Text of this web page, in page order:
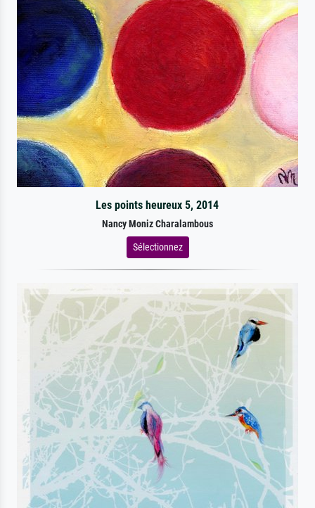
Les points heureux 5, 2014
Nancy Moniz Charalambous
Sélectionnez